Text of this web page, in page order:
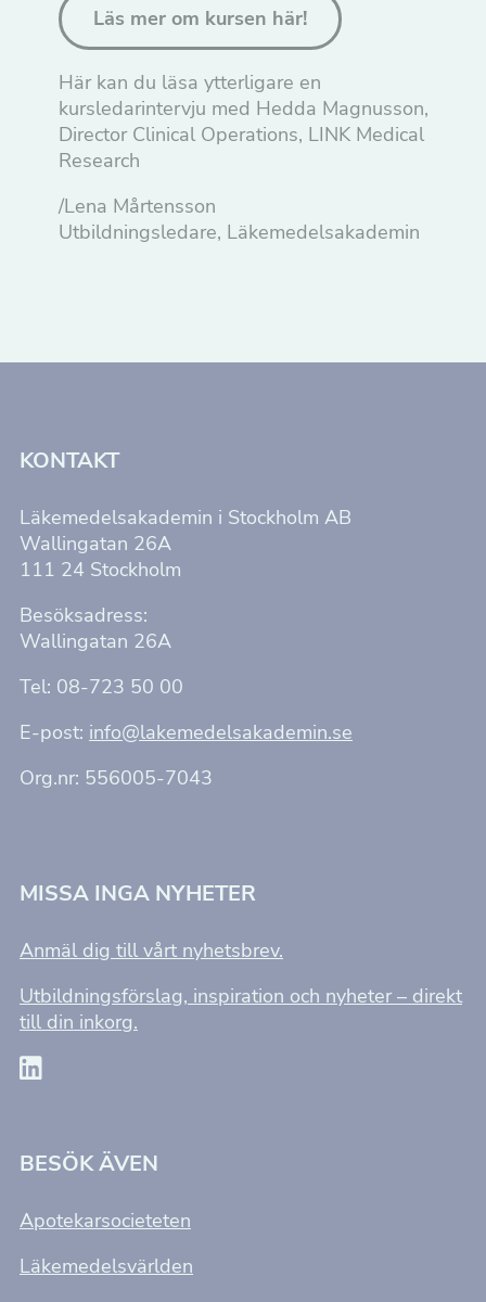
Läs mer om kursen här!
Här kan du läsa ytterligare en
kursledarintervju med Hedda Magnusson,
Director Clinical Operations, LINK Medical
Research
/Lena Mårtensson
Utbildningsledare, Läkemedelsakademin
KONTAKT
Läkemedelsakademin i Stockholm AB
Wallingatan 26A
111 24 Stockholm
Besöksadress:
Wallingatan 26A
Tel: 08-723 50 00
E-post: info@lakemedelsakademin.se
Org.nr: 556005-7043
MISSA INGA NYHETER
Anmäl dig till vårt nyhetsbrev.
Utbildningsförslag, inspiration och nyheter – direkt
till din inkorg.
BESÖK ÄVEN
Apotekarsocieteten
Läkemedelsvärlden